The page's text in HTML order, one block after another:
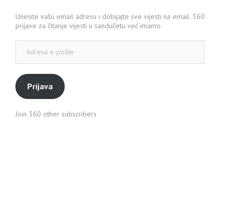
Unesite vašu email adresu i dobijajte sve vijesti na email. 360
prijave za čitanje vijesti u sandučetu već imamo.
pošte
Prijava
Join 360 other subscribers